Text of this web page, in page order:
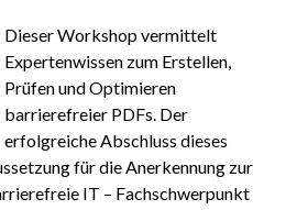
Dieser Workshop vermittelt
Expertenwissen zum Erstellen,
Prüfen und Optimieren
barrierefreier PDFs. Der
erfolgreiche Abschluss dieses
für die Anerkennung zur
IT – Fachschwerpunkt